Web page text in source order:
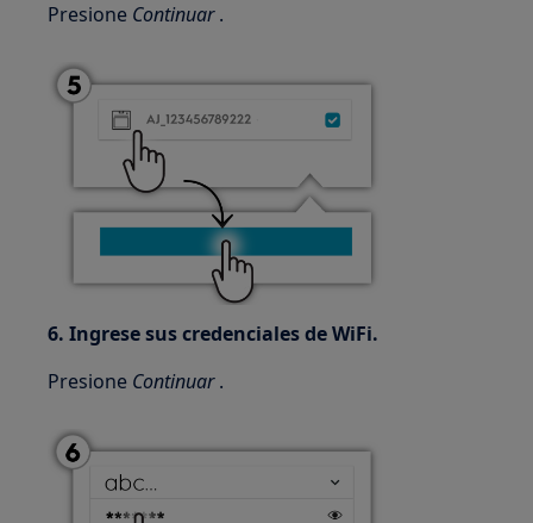
Presione Continuar.
6. Ingrese sus credenciales de WiFi.
Presione Continuar.